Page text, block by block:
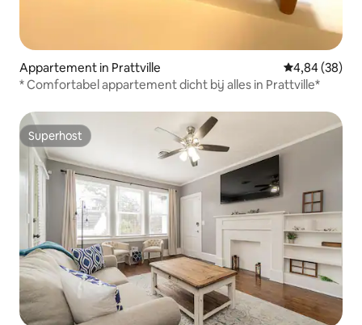
Appartement in Prattville Gemiddelde
4,84 (38)
* Comfortabel appartement dicht bij alles in Prattville*
Superhost
Superhost